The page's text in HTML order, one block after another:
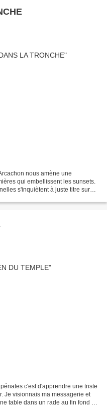
nous amène une
qui embellissent les sunsets.
s'inquiètent à juste titre sur
c'est d'apprendre une triste
Je visionnais ma messagerie et
table dans un rade au fin fond de